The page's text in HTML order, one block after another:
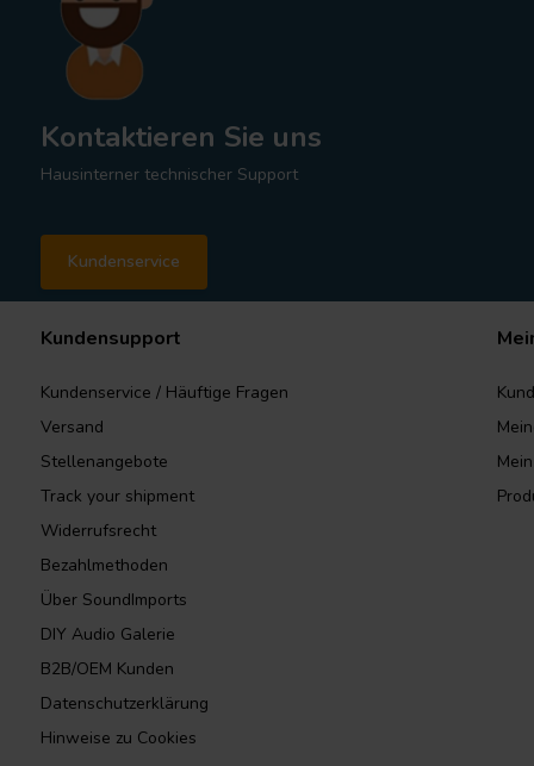
Kontaktieren Sie uns
Hausinterner technischer Support
Kundenservice
Kundensupport
Kundenservice / Häuftige Fragen
Versand
Stellenangebote
Track your shipment
Widerrufsrecht
Bezahlmethoden
Über SoundImports
DIY Audio Galerie
B2B/OEM Kunden
Datenschutzerklärung
Hinweise zu Cookies